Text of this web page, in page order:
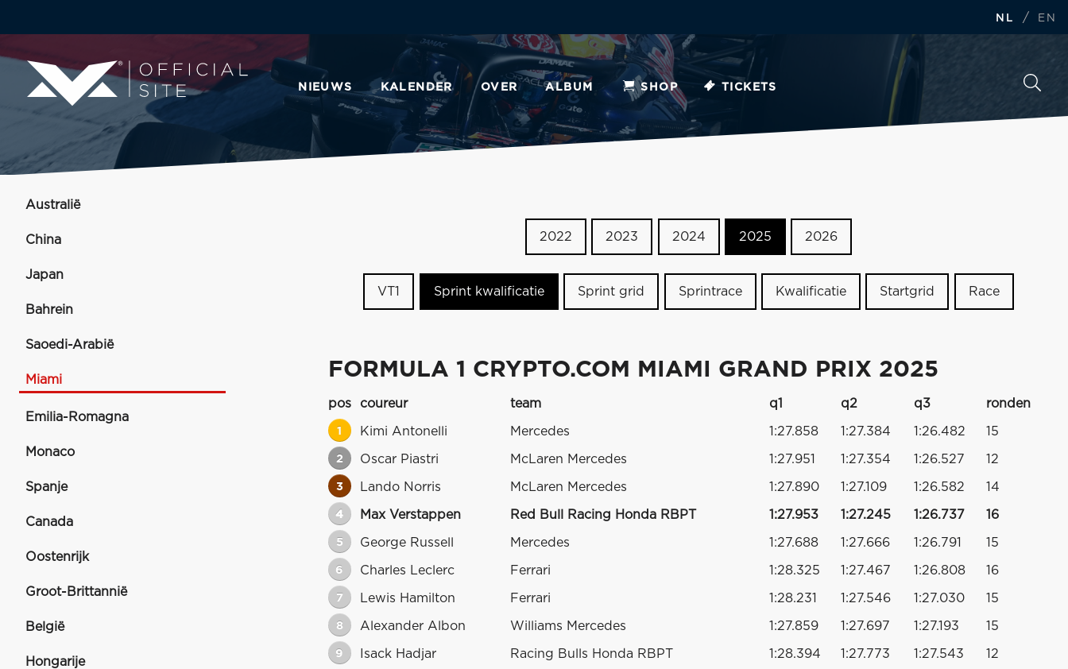
NL / EN
NIEUWS KALENDER OVER ALBUM SHOP TICKETS
Australië
China
Japan
Bahrein
Saoedi-Arabië
Miami
Emilia-Romagna
Monaco
Spanje
Canada
Oostenrijk
Groot-Brittannië
België
Hongarije
2022 2023 2024 2025 2026
VT1 Sprint kwalificatie Sprint grid Sprintrace Kwalificatie Startgrid Race
FORMULA 1 CRYPTO.COM MIAMI GRAND PRIX 2025
pos coureur team q1 q2 q3 ronden
1 Kimi Antonelli Mercedes 1:27.858 1:27.384 1:26.482 15
2 Oscar Piastri McLaren Mercedes 1:27.951 1:27.354 1:26.527 12
3 Lando Norris McLaren Mercedes 1:27.890 1:27.109 1:26.582 14
4 Max Verstappen Red Bull Racing Honda RBPT 1:27.953 1:27.245 1:26.737 16
5 George Russell Mercedes 1:27.688 1:27.666 1:26.791 15
6 Charles Leclerc Ferrari 1:28.325 1:27.467 1:26.808 16
7 Lewis Hamilton Ferrari 1:28.231 1:27.546 1:27.030 15
8 Alexander Albon Williams Mercedes 1:27.859 1:27.697 1:27.193 15
9 Isack Hadjar Racing Bulls Honda RBPT 1:28.394 1:27.773 1:27.543 12